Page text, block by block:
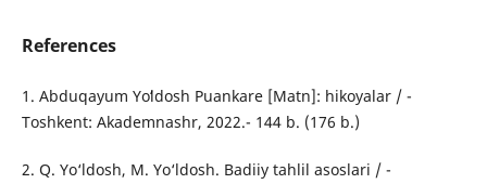
References
1. Abduqayum Yoʻldosh Puankare [Matn]: hikoyalar / -
Toshkent: Akademnashr, 2022.- 144 b. (176 b.)
2. Q. Yo‘ldosh, M. Yo‘ldosh. Badiiy tahlil asoslari / -